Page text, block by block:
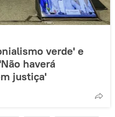
verde' e
haverá
justiça'